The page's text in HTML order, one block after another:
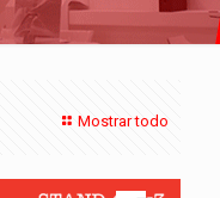
Mostrar todo